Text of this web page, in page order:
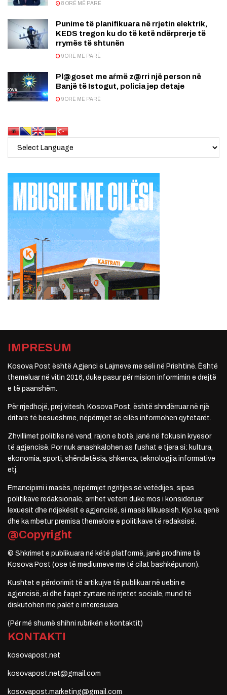
8 ORË MË PARË
Punime të planifikuara në rrjetin elektrik,
KEDS tregon ku do të ketë ndërprerje të
rrymës të shtunën
9 ORË MË PARË
Pl@goset me aŕmë z@rri një person në
Banjë të Istogut, policia jep detaje
9 ORË MË PARË
IMPRESUM
Kosova Post është Agjenci e Lajmeve me seli në Prishtinë. Është
themeluar në vitin 2016, duke pasur për mision informimin e drejtë
e të paanshëm.
Për rrjedhojë, prej vitesh, Kosova Post, është shndërruar në një
dritare të besueshme, nëpërmjet së cilës informohen qytetarët.
Zhvillimet politike në vend, rajon e botë, janë në fokusin kryesor
të agjencisë. Por nuk anashkalohen as fushat e tjera si: kultura,
ekonomia, sporti, shëndetësia, shkenca, teknologjia informative
etj.
Emancipimi i masës, nëpërmjet ngritjes së vetëdijes, sipas
politikave redaksionale, arrihet vetëm duke mos i konsideruar
lexuesit dhe ndjekësit e agjencisë, si masë klikuesish. Kjo ka qenë
dhe ka mbetur premisa themelore e politikave të redaksisë.
@Copyright
© Shkrimet e publikuara në këtë platformë, janë prodhime të
Kosova Post (ose të mediumeve me të cilat bashkëpunon).
Kushtet e përdorimit të artikujve të publikuar në uebin e
agjencisë, si dhe faqet zyrtare në rrjetet sociale, mund të
diskutohen me palët e interesuara.
(Për më shumë shihni rubrikën e kontaktit)
KONTAKTI
kosovapost.net
kosovapost.net@gmail.com
kosovapost.marketing@gmail.com